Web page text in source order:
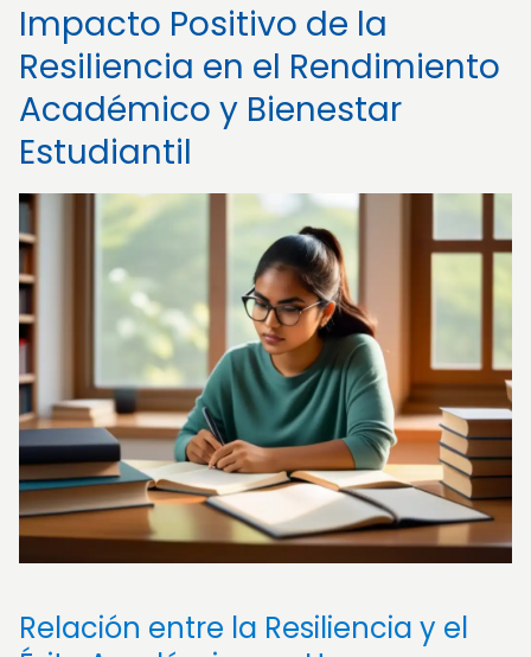
Impacto Positivo de la
Resiliencia en el Rendimiento
Académico y Bienestar
Estudiantil
Relación entre la Resiliencia y el